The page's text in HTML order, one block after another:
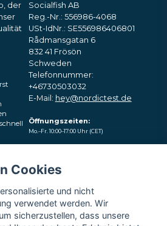
der
Socialfish AB
Reg.-Nr.: 556986-4068
USt-IdNr.: SE556986406801
Rådmansgatan 6
832 41 Frösön
Schweden
Telefonnummer:
+46730503032
E-Mail: hey@nordictest.de
Öffnungszeiten:
Mo.–Fr. 10:00–17:00 Uhr (CET)
Cookies
und nicht
verwendet werden. Wir
sicherzustellen, dass unsere